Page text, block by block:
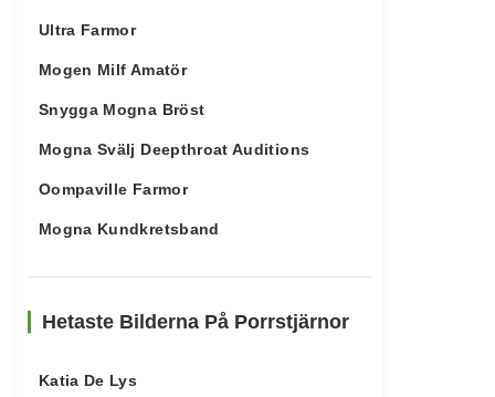
Ultra Farmor
Mogen Milf Amatör
Snygga Mogna Bröst
Mogna Svälj Deepthroat Auditions
Oompaville Farmor
Mogna Kundkretsband
Hetaste Bilderna På Porrstjärnor
Katia De Lys